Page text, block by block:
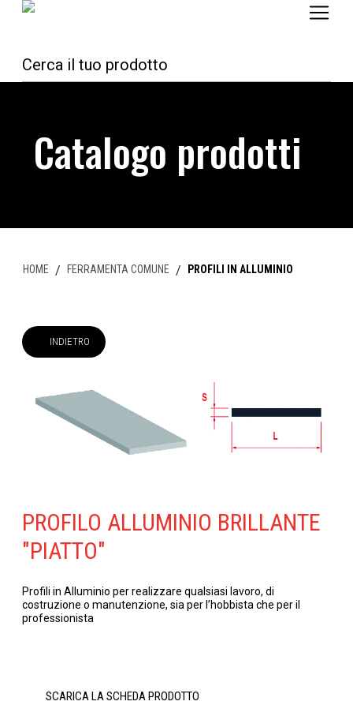
Catalogo prodotti
HOME /FERRAMENTA COMUNE / PROFILI IN ALLUMINIO
INDIETRO
PROFILO ALLUMINIO BRILLANTE
"PIATTO"
Profili in Alluminio per realizzare qualsiasi lavoro, di
costruzione o manutenzione, sia per l’hobbista che per il
professionista
SCARICA LA SCHEDA PRODOTTO